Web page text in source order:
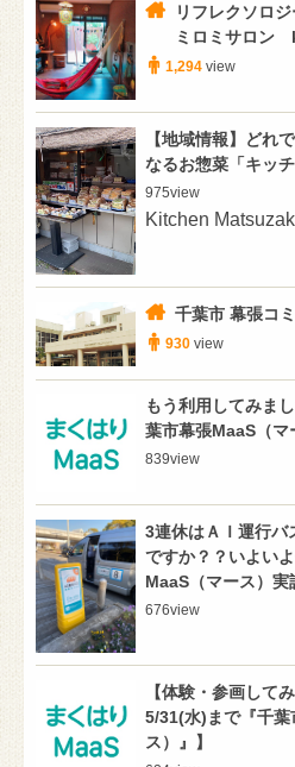
リフレクソロ
ミロミサロン
1,294 view
【地域情報】どれ
なるお惣菜「キッチ
975view
Kitchen
千葉市 幕張コ
930 view
もう利用してみま
葉市幕張MaaS（マ
839view
3連休はＡＩ運行バ
ですか？？いよい
MaaS（マース）実
676view
【体験・参画して
5/31(水)まで『千
ス）』】